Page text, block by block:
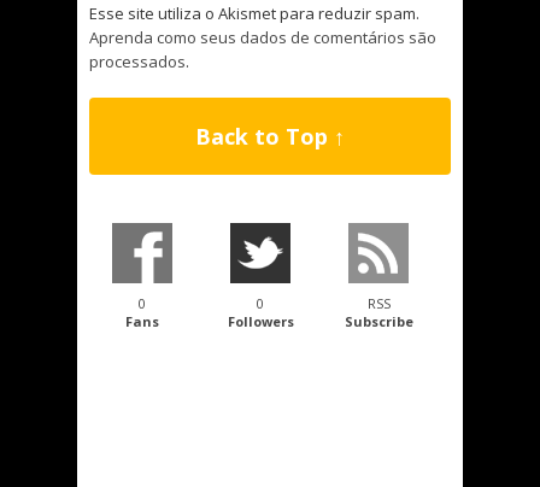
Esse site utiliza o Akismet para reduzir spam.
Aprenda como seus dados de comentários são
processados.
Back to Top ↑
0
Fans
0
Followers
RSS
Subscribe